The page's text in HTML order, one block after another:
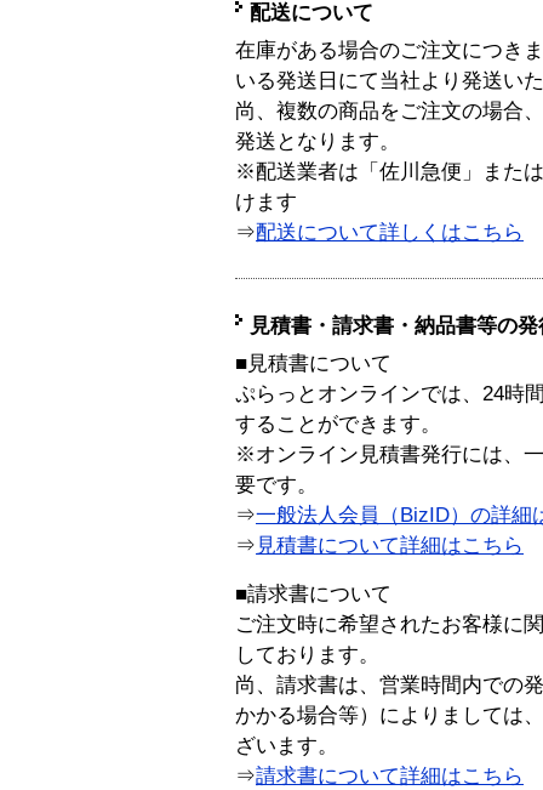
配送について
在庫がある場合のご注文につき
いる発送日にて当社より発送い
尚、複数の商品をご注文の場合
発送となります。
※配送業者は「佐川急便」また
けます
⇒配送について詳しくはこちら
見積書・請求書・納品書等の
■見積書について
ぷらっとオンラインでは、24時
することができます。
※オンライン見積書発行には、
要です。
⇒一般法人会員（BizID）の詳細
⇒ 見積書について詳細はこちら
■請求書について
ご注文時に希望されたお客様に
しております。
尚、請求書は、営業時間内での
かかる場合等）によりましては
ざいます。
⇒請求書について詳細はこちら